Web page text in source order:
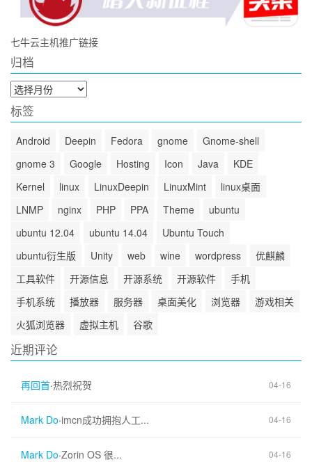
七牛云主机推广链接
归档
归
档
标签
Android Deepin Fedora gnome
Gnome-shell
gnome 3
Google Hosting Icon Java
KDE
Kernel
linux LinuxDeepin LinuxMint
linux桌面
LNMP
nginx PHP PPA Theme
ubuntu
ubuntu 12.04
ubuntu 14.04
Ubuntu Touch
ubuntu衍生版
Unity web wine wordpress
优麒麟
工具软件
开源信息 开源系统 开源软件
手机
手机系统
播放器 服务器 桌面美化 浏览器
游戏相关
火狐浏览器
虚拟主机 谷歌
近期评论
再回首·热烈祝贺 04-16
Mark Do·imcn成功拥抱人工... 04-16
Mark Do·Zorin OS 很... 04-16